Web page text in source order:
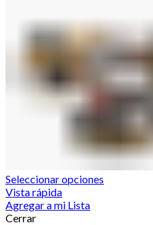
Seleccionar opciones
Vista rápida
Agregar a mi Lista
Cerrar